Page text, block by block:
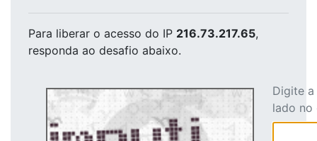
Para liberar o acesso do IP 216.73.217.65,
responda ao desafio abaixo.
Digite
lado no